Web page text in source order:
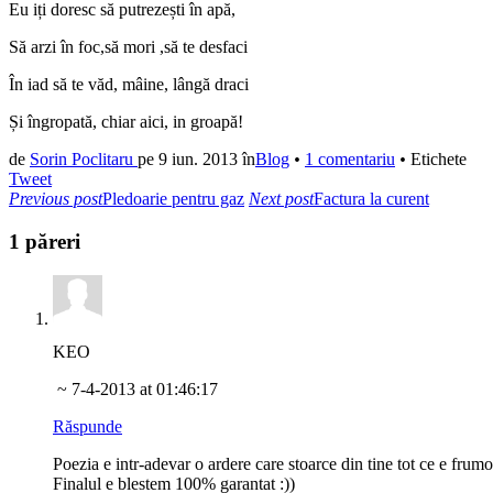
Eu iți doresc să putrezești în apă,
Să arzi în foc,să mori ,să te desfaci
În iad să te văd, mâine, lângă draci
Și îngropată, chiar aici, in groapă!
de Sorin Poclitaru pe 9 iun. 2013înBlog • 1 comentariu • Etichete
Tweet
Previous postPledoarie pentru gaz Next postFactura la curent
1 păreri
KEO
~ 7-4-2013 at 01:46:17
Răspunde
Poezia e intr-adevar o ardere care stoarce din tine tot ce e
Finalul e blestem 100% garantat :))